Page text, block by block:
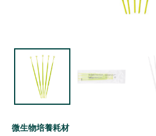
微生物培養耗材